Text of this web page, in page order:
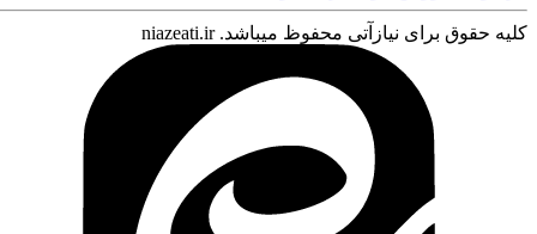
کلیه حقوق برای نیازآتی محفوظ میباشد. niazeati.ir